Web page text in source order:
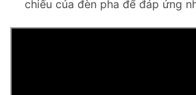
chiếu của đèn pha để đáp ứng